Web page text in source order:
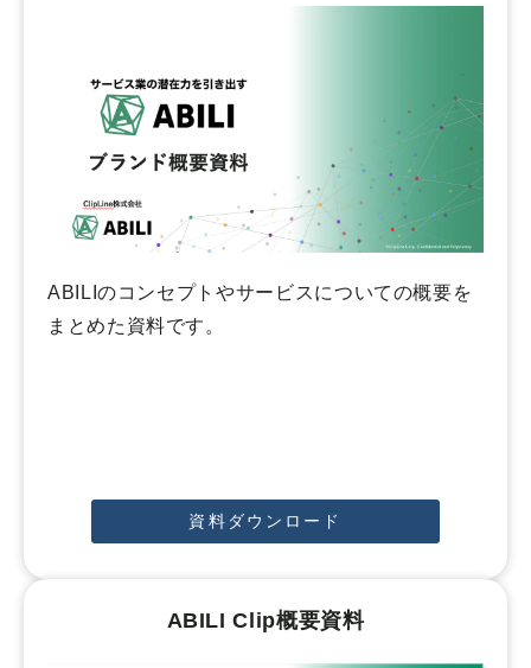
ABILIのコンセプトやサービスについての概要を
まとめた資料です。
資料ダウンロード
ABILI Clip概要資料